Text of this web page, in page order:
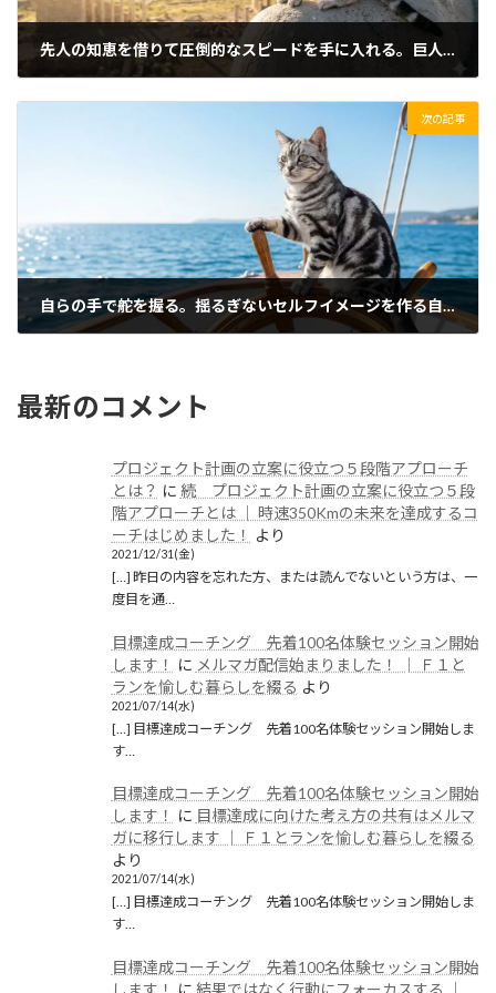
先人の知恵を借りて圧倒的なスピードを手に入れる。巨人の肩の上に立つという選択
次の記事
自らの手で舵を握る。揺るぎないセルフイメージを作る自己コントロールの力
最新のコメント
プロジェクト計画の立案に役立つ５段階アプローチ
とは？ に 続 プロジェクト計画の立案に役立つ５段
階アプローチとは │ 時速350Kmの未来を達成するコ
ーチはじめました！
より
2021/12/31(金)
[…] 昨日の内容を忘れた方、または読んでないという方は、一
度目を通…
目標達成コーチング 先着100名体験セッション開始
します！
に メルマガ配信始まりました！ │ Ｆ１と
ランを愉しむ暮らしを綴る より
2021/07/14(水)
[…] 目標達成コーチング 先着100名体験セッション開始しま
す…
目標達成コーチング 先着100名体験セッション開始
します！
に 目標達成に向けた考え方の共有はメルマ
ガに移行します │ Ｆ１とランを愉しむ暮らしを綴る
より
2021/07/14(水)
[…] 目標達成コーチング 先着100名体験セッション開始しま
す…
目標達成コーチング 先着100名体験セッション開始
します！
に 結果ではなく行動にフォーカスする │